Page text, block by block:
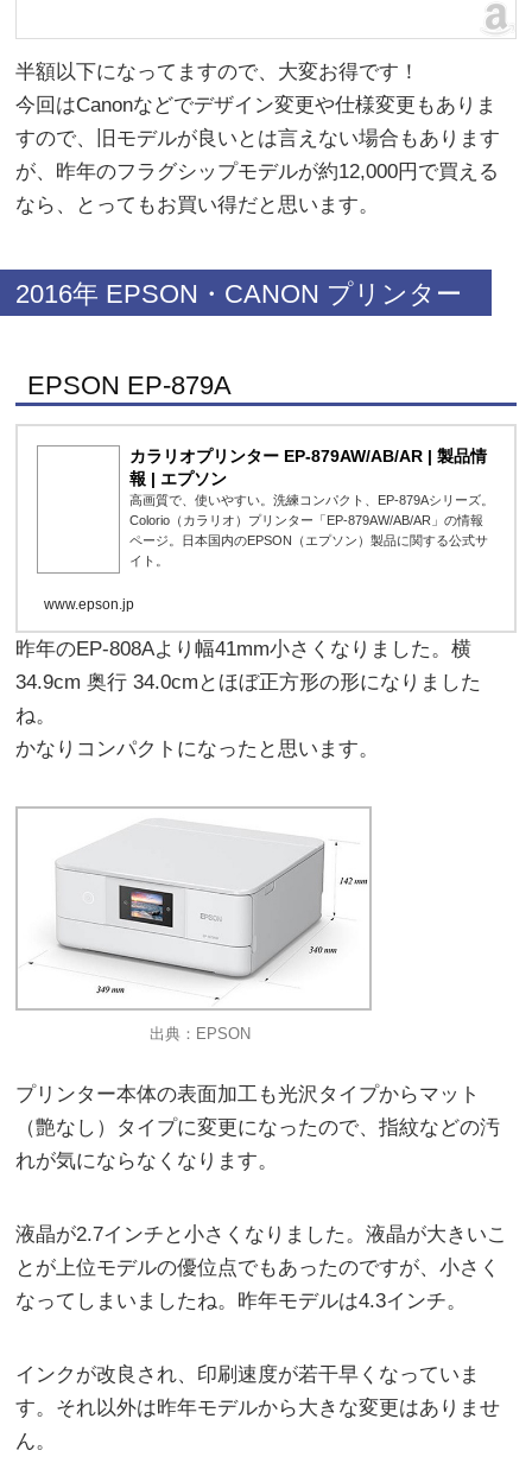
半額以下になってますので、大変お得です！
今回はCanonなどでデザイン変更や仕様変更もありま
すので、旧モデルが良いとは言えない場合もあります
が、昨年のフラグシップモデルが約12,000円で買える
なら、とってもお買い得だと思います。
2016年 EPSON・CANON プリンター
EPSON EP-879A
カラリオプリンター EP-879AW/AB/AR | 製品情
報 | エプソン
高画質で、使いやすい。洗練コンパクト、EP-879Aシリーズ。
Colorio（カラリオ）プリンター「EP-879AW/AB/AR」の情報
ページ。日本国内のEPSON（エプソン）製品に関する公式サ
イト。
www.epson.jp
昨年のEP-808Aより幅41mm小さくなりました。横
34.9cm 奥行 34.0cmとほぼ正方形の形になりました
ね。
かなりコンパクトになったと思います。
出典：EPSON
プリンター本体の表面加工も光沢タイプからマット
（艶なし）タイプに変更になったので、指紋などの汚
れが気にならなくなります。
液晶が2.7インチと小さくなりました。液晶が大きいこ
とが上位モデルの優位点でもあったのですが、小さく
なってしまいましたね。昨年モデルは4.3インチ。
インクが改良され、印刷速度が若干早くなっていま
す。それ以外は昨年モデルから大きな変更はありませ
ん。